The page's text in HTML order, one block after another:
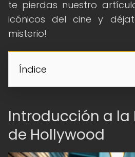
te pierdas nuestro
icónicos del cine y
misterio!
Índice
Introducción a la
de Hollywood